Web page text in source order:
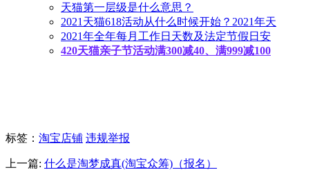
天猫第一层级是什么意思？
2021天猫618活动从什么时候开始？2021年天
2021年全年每月工作日天数及法定节假日安
420天猫亲子节活动满300减40、满999减100
标签 ： 淘宝店铺 违规举报
上一篇: 什么是淘梦成真(淘宝众筹)（报名）